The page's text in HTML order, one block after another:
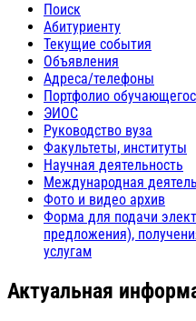
Поиск
Абитуриенту
Текущие события
Объявления
Адреса/телефоны
Портфолио
ЭИОС
Руководство вуза
Факультеты, институты
Научная деятельность
Международная
Фото и видео архив
Форма для подачи
предложения),
услугам
Актуальная